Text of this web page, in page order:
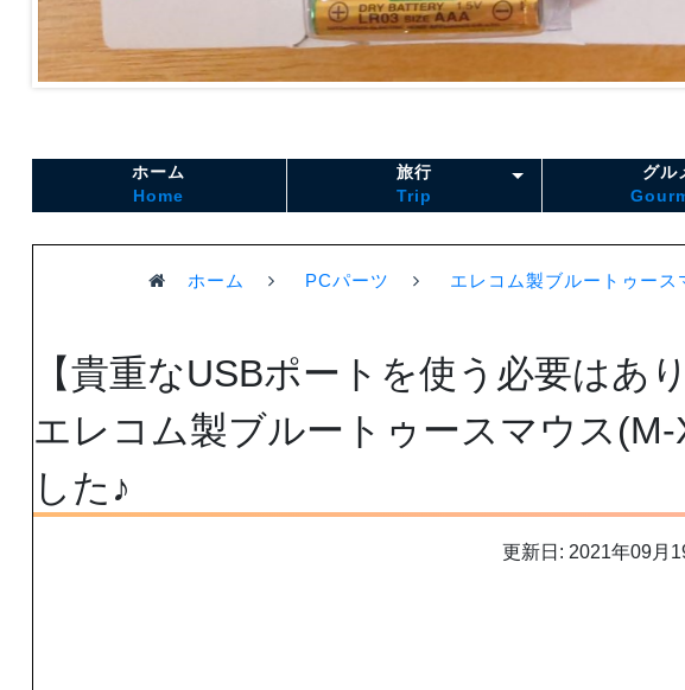
ホーム
Home
旅行
Trip
グル
ホーム PCパーツ エレコム製ブルートゥー
【貴重なUSBポートを使う必要はあ
エレコム製ブルートゥースマウス
した♪
更新日: 2021年09月